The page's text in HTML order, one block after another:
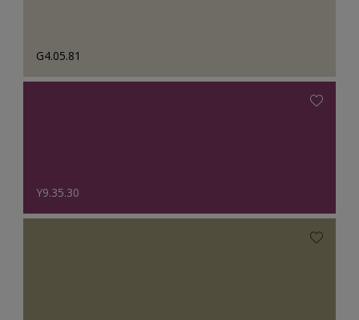
G4.05.81
Y9.35.30